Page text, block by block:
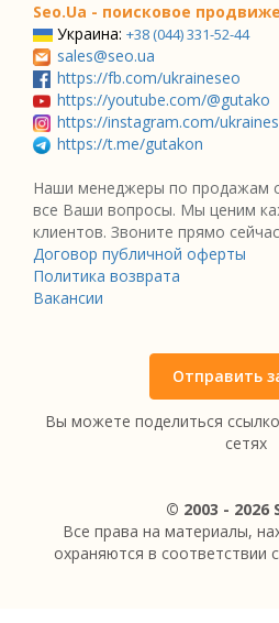
Seo.Ua - поисковое
Украина: +38 (044) 331-52-44
sales@seo.ua
https://fb.com/ukraineseo
https://youtube.com/@gutako
https://instagram.com/
https://t.me/gutakon
Наши менеджеры по продажам
все Ваши вопросы. Мы ценим
клиентов. Звоните прямо
Договор публичной оферты
Политика возврата
Вакансии
Отправить
Вы можете поделиться
сетях
© 2003 - 2026
Все права на материалы,
охраняются в соответствии